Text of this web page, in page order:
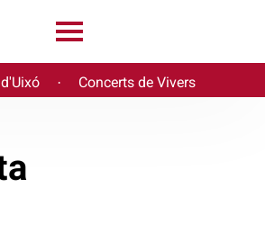
· Concerts de Vivers